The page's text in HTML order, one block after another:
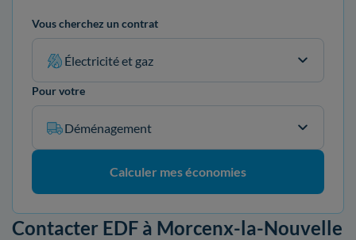
Vous cherchez un contrat
Électricité et gaz
Pour votre
Déménagement
Calculer mes économies
Contacter EDF à Morcenx-la-Nouvelle